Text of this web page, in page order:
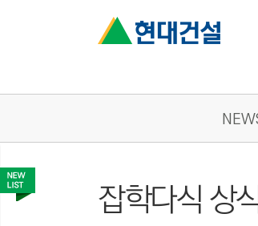
잡학다식 상